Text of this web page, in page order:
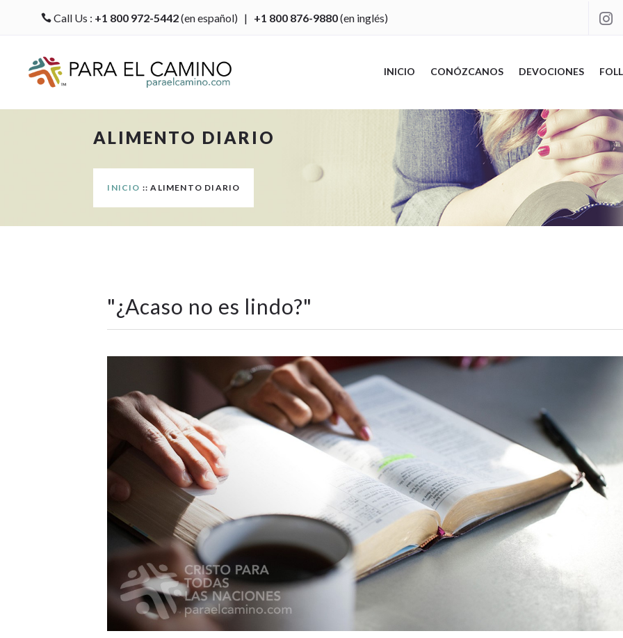
Call Us : +1 800 972-5442(en español) | +1 800 876-9880(en inglés) 
INICIO CONÓZCANOS DEVOCIONES
ALIMENTO DIARIO
INICIO :: ALIMENTO DIARIO
"¿Acaso no es lindo?"